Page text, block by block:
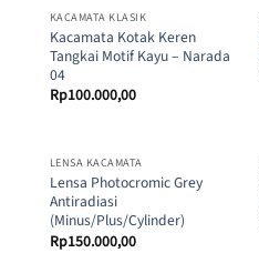
KACAMATA KLASIK
Kacamata Kotak Keren
Tangkai Motif Kayu – Narada
04
Rp100.000,00
LENSA KACAMATA
Lensa Photocromic Grey
Antiradiasi
(Minus/Plus/Cylinder)
Rp150.000,00